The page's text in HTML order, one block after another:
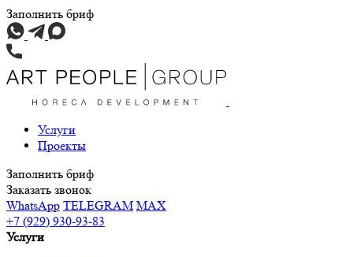
Заполнить бриф
Услуги
Проекты
Заполнить бриф
Заказать звонок
WhatsApp TELEGRAM MAX
+7 (929) 930-93-83
Услуги